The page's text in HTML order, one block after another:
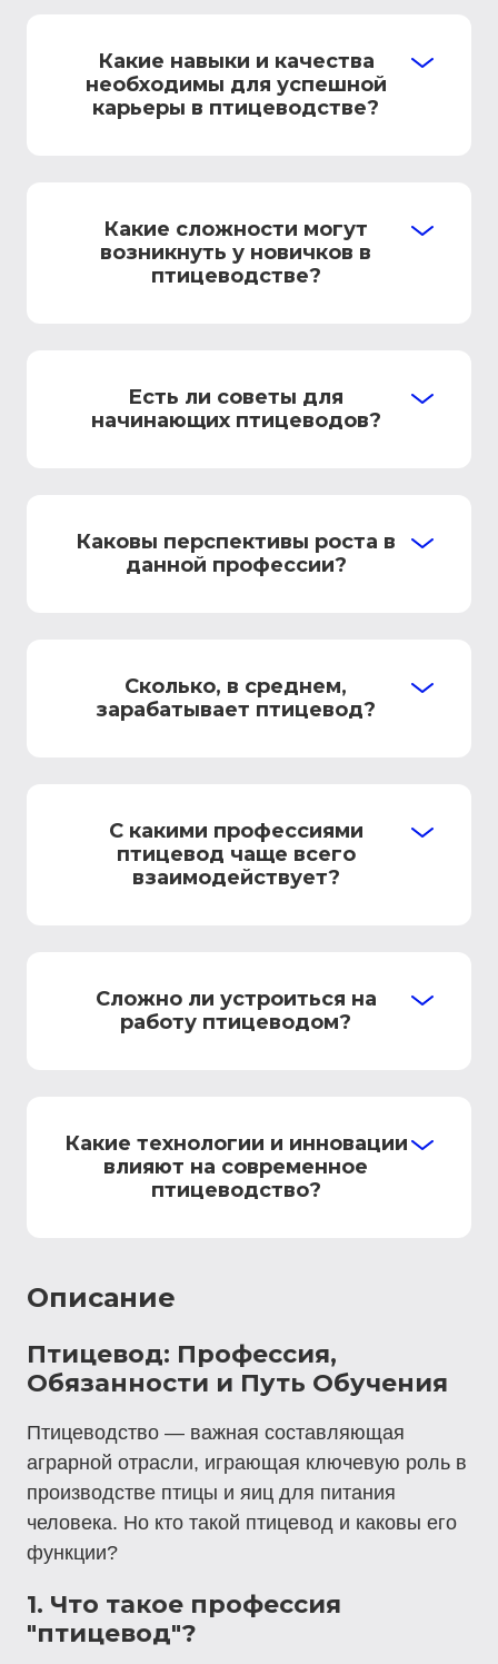
Какие навыки и качества
необходимы для успешной
карьеры в птицеводстве?
Какие сложности могут
возникнуть у новичков в
птицеводстве?
Есть ли советы для
начинающих птицеводов?
Каковы перспективы роста в
данной профессии?
Сколько, в среднем,
зарабатывает птицевод?
С какими профессиями
птицевод чаще всего
взаимодействует?
Сложно ли устроиться на
работу птицеводом?
Какие технологии и инновации
влияют на современное
птицеводство?
Описание
Птицевод: Профессия,
Обязанности и Путь Обучения
Птицеводство — важная составляющая
аграрной отрасли, играющая ключевую роль в
производстве птицы и яиц для питания
человека. Но кто такой птицевод и каковы его
функции?
1. Что такое профессия
"птицевод"?